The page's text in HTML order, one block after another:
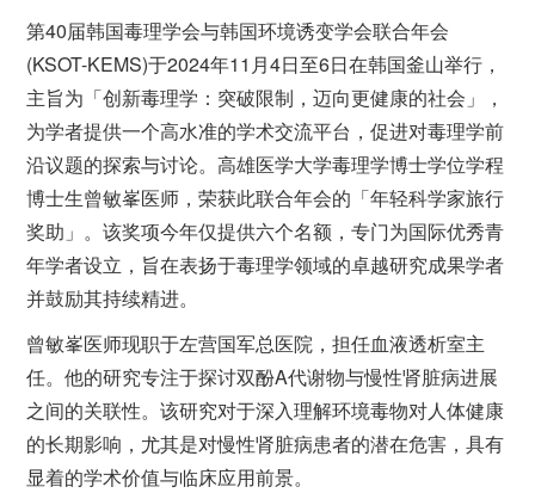
第40届韩国毒理学会与韩国环境诱变学会联合年会
(KSOT-KEMS)于2024年11月4日至6日在韩国釜山举行，
主旨为「创新毒理学：突破限制，迈向更健康的社会」，
为学者提供一个高水准的学术交流平台，促进对毒理学前
沿议题的探索与讨论。高雄医学大学毒理学博士学位学程
博士生曾敏峯医师，荣获此联合年会的「年轻科学家旅行
奖助」。该奖项今年仅提供六个名额，专门为国际优秀青
年学者设立，旨在表扬于毒理学领域的卓越研究成果学者
并鼓励其持续精进。
曾敏峯医师现职于左营国军总医院，担任血液透析室主
任。他的研究专注于探讨双酚A代谢物与慢性肾脏病进展
之间的关联性。该研究对于深入理解环境毒物对人体健康
的长期影响，尤其是对慢性肾脏病患者的潜在危害，具有
显着的学术价值与临床应用前景。